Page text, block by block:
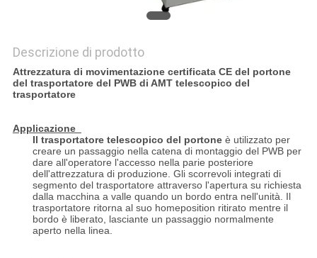
Descrizione di prodotto
Attrezzatura di movimentazione certificata CE del portone
del trasportatore del PWB di AMT telescopico del
trasportatore
Applicazione
Il trasportatore telescopico del portoneè utilizzato per
creare un passaggio nella catena di montaggio del PWB per
dare all'operatore l'accesso nella parie posteriore
dell'attrezzatura di produzione. Gli scorrevoli integrati di
segmento del trasportatore attraverso l'apertura su richiesta
dalla macchina a valle quando un bordo entra nell'unità. Il
trasportatore ritorna al suo homeposition ritirato mentre il
bordo è liberato, lasciante un passaggio normalmente
aperto nella linea.